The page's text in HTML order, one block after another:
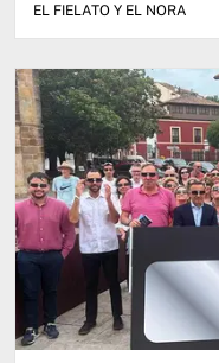
EL FIELATO Y EL NORA